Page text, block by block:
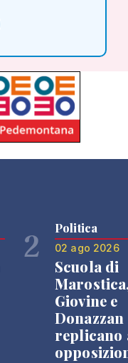
2 Politica
02 ago 2026
Scuola di
Giovine e
Donazzan
replicano